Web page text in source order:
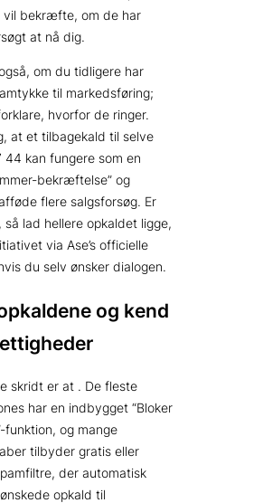
vil bekræfte, om de har
at nå dig.
om du tidligere har
til markedsføring;
hvorfor de ringer.
at et tilbagekald til selve
44 kan fungere som en
bekræftelse” og
flere salgsforsøg. Er
lad hellere opkaldet ligge,
via Ase’s officielle
du selv ønsker dialogen.
og kend
skridt er at . De fleste
har en indbygget “Bloker
funktion, og mange
tilbyder gratis eller
der automatisk
opkald til